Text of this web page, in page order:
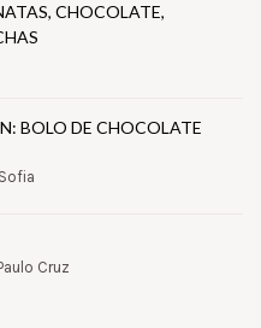
CHOCOLATE,
BOLO DE CHOCOLATE
Cruz